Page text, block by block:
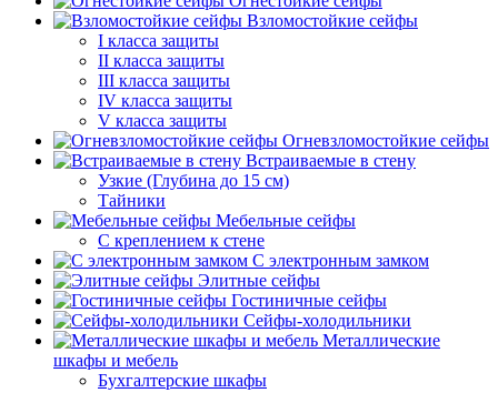
Взломостойкие сейфы
I класса защиты
II класса защиты
III класса защиты
IV класса защиты
V класса защиты
Огневзломостойкие сейфы
Встраиваемые в стену
Узкие (Глубина до 15 см)
Тайники
Мебельные сейфы
С креплением к стене
С электронным замком
Элитные сейфы
Гостиничные сейфы
Сейфы-холодильники
Металлические
шкафы и мебель
Бухгалтерские шкафы